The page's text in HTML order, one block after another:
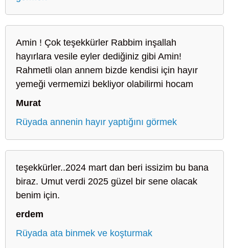
Amin ! Çok teşekkürler Rabbim inşallah
hayırlara vesile eyler dediğiniz gibi Amin!
Rahmetli olan annem bizde kendisi için hayır
yemeği vermemizi bekliyor olabilirmi hocam
Murat
Rüyada annenin hayır yaptığını görmek
teşekkürler..2024 mart dan beri issizim bu bana
biraz. Umut verdi 2025 güzel bir sene olacak
benim için.
erdem
Rüyada ata binmek ve koşturmak